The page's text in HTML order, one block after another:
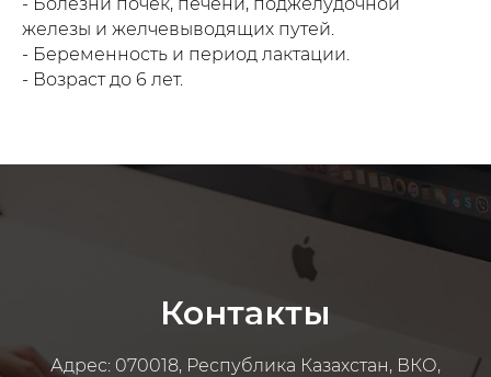
железы и желчевыводящих путей.
- Беременность и период лактации.
- Возраст до 6 лет.
Контакты
Адрес: 070018, Республика Казахстан, ВКО,